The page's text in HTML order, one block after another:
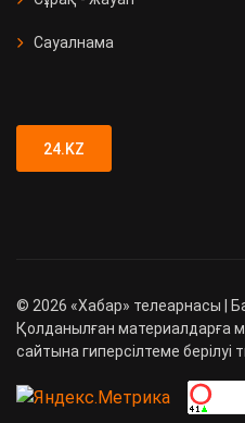
Сауалнама
24.KZ
© 2026 «Хабар» телеарнасы |
Қолданылған материалдарға
сайтына гиперсілтеме берілуі